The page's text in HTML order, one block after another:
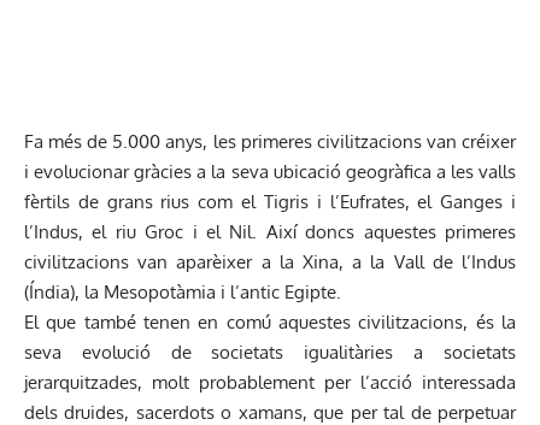
Fa més de 5.000 anys, les primeres civilitzacions van créixer
i evolucionar gràcies a la seva ubicació geogràfica a les valls
fèrtils de grans rius com el Tigris i l’Eufrates, el Ganges i
l’Indus, el riu Groc i el Nil. Així doncs aquestes primeres
civilitzacions van aparèixer a la Xina, a la Vall de l’Indus
(Índia), la Mesopotàmia i l’antic Egipte.
El que també tenen en comú aquestes civilitzacions, és la
seva evolució de societats igualitàries a societats
jerarquitzades, molt probablement per l’acció interessada
dels druides, sacerdots o xamans, que per tal de perpetuar